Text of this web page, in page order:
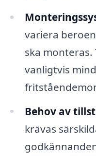
variera
ska
vanligtvis
Behov av
krävas